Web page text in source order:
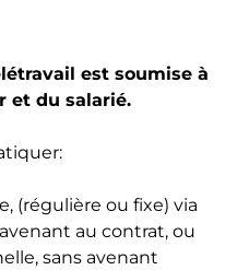
est soumise à
et du salarié.
(régulière ou fixe) via
au contrat, ou
sans avenant